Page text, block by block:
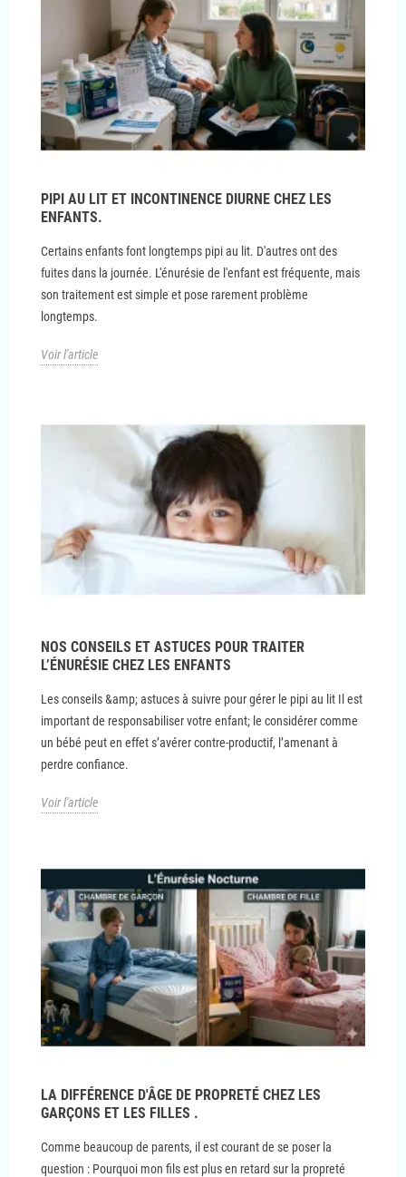
PIPI AU LIT ET INCONTINENCE DIURNE CHEZ LES
ENFANTS.
Certains enfants font longtemps pipi au lit. D'autres ont des
fuites dans la journée. L'énurésie de l'enfant est fréquente, mais
son traitement est simple et pose rarement problème
longtemps.
Voir l'article
NOS CONSEILS ET ASTUCES POUR TRAITER
L’ÉNURÉSIE CHEZ LES ENFANTS
Les conseils &amp; astuces à suivre pour gérer le pipi au lit Il est
important de responsabiliser votre enfant; le considérer comme
un bébé peut en effet s’avérer contre-productif, l’amenant à
perdre confiance.
Voir l'article
LA DIFFÉRENCE D'ÂGE DE PROPRETÉ CHEZ LES
GARÇONS ET LES FILLES .
Comme beaucoup de parents, il est courant de se poser la
question : Pourquoi mon fils est plus en retard sur la propreté